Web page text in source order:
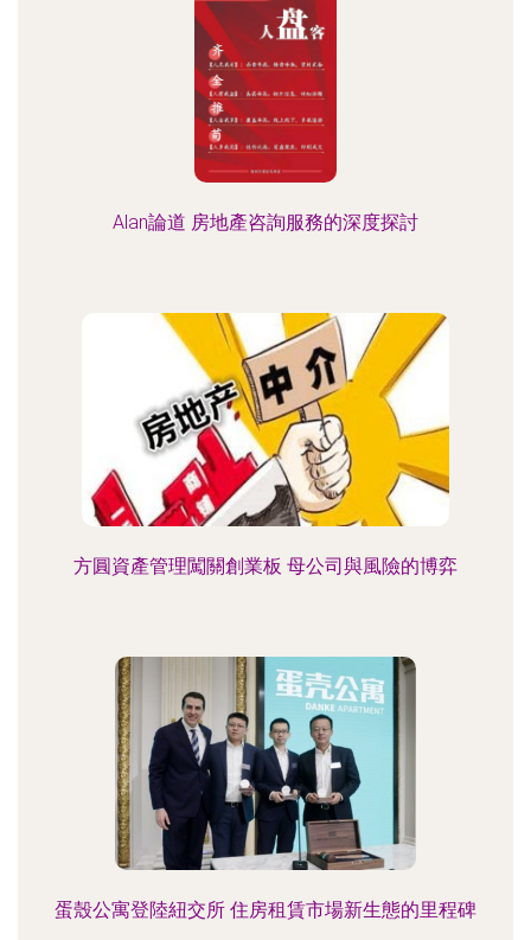
Alan論道 房地產咨詢服務的深度探討
方圓資產管理闖關創業板 母公司與風險的博弈
蛋殼公寓登陸紐交所 住房租賃市場新生態的里程碑